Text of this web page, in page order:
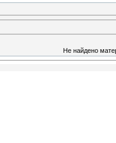
Не найдено